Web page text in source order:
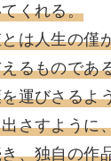
くれる。
は人生の僅
るものであ
運びさるよ
さすように
、独自の作